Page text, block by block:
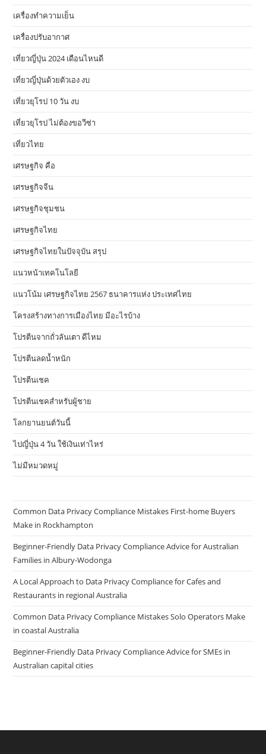
เครื่องทำความเย็น
เครื่องปรับอากาศ
เที่ยวญี่ปุ่น 2024 เดือนไหนดี
เที่ยวญี่ปุ่นด้วยตัวเอง งบ
เที่ยวยุโรป 10 วัน งบ
เที่ยวยุโรป ไม่ต้องขอวีซ่า
เที่ยวไทย
เศรษฐกิจ คือ
เศรษฐกิจจีน
เศรษฐกิจชุมชน
เศรษฐกิจไทย
เศรษฐกิจไทยในปัจจุบัน สรุป
แนวหน้าเทคโนโลยี
แนวโน้ม เศรษฐกิจไทย 2567 ธนาคารแห่ง ประเทศไทย
โครงสร้างทางการเมืองไทย มีอะไรบ้าง
โปรตีนจากถั่วลันเตา ดีไหม
โปรตีนลดน้ำหนัก
โปรตีนเชค
โปรตีนเชคสำหรับผู้ชาย
โลกยานยนต์วันนี้
ไปญี่ปุ่น 4 วัน ใช้เงินเท่าไหร่
ไม่มีหมวดหมู่
Common Data Privacy Compliance Mistakes First-home Buyers
Make in Rockhampton
Beginner-Friendly Data Privacy Compliance Advice for Australian
Families in Albury-Wodonga
A Local Approach to Data Privacy Compliance for Cafes and
Restaurants in regional Australia
Common Data Privacy Compliance Mistakes Solo Operators Make
in coastal Australia
Beginner-Friendly Data Privacy Compliance Advice for SMEs in
Australian capital cities